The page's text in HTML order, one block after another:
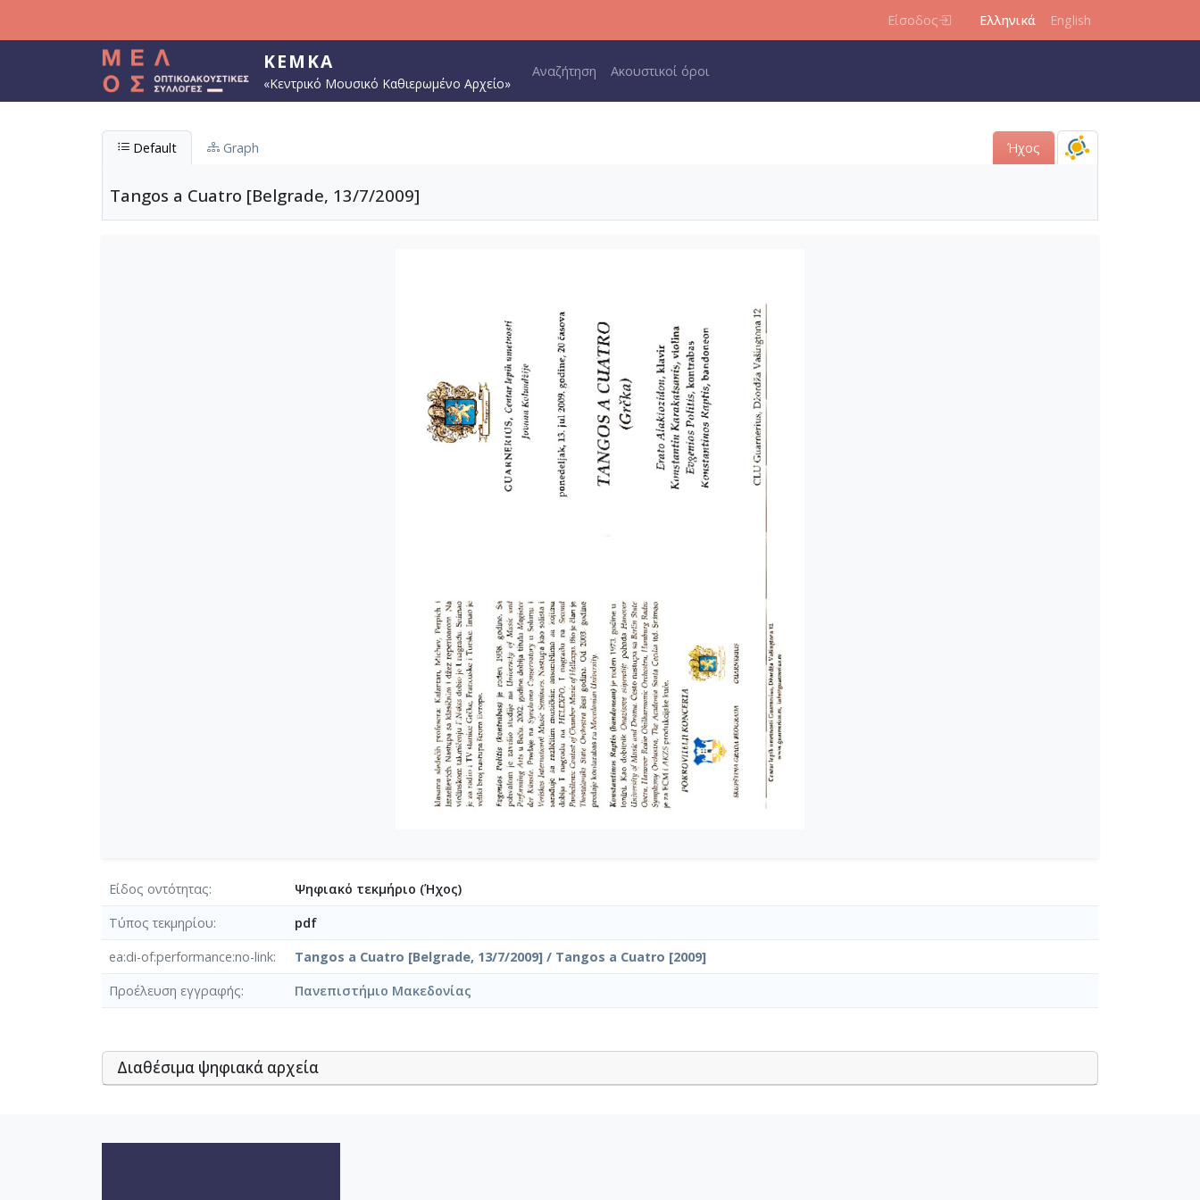
Είσοδος Ελληνικά English
ΚΕΜΚΑ
«Κεντρικό Μουσικό Καθιερωμένο Αρχείο»
Main navigation
Αναζήτηση Ακουστικοί όροι
Default Graph Ήχος
Tangos a Cuatro [Belgrade, 13/7/2009]
Είδος οντότητας
Ψηφιακό τεκμήριο (Ήχος)
Τύπος τεκμηρίου
pdf
ea:di-of:performance:no-link
Tangos a Cuatro [Belgrade, 13/7/2009] / Tangos a Cuatro [2009]
Προέλευση εγγραφής
Πανεπιστήμιο Μακεδονίας
Διαθέσιμα ψηφιακά αρχεία